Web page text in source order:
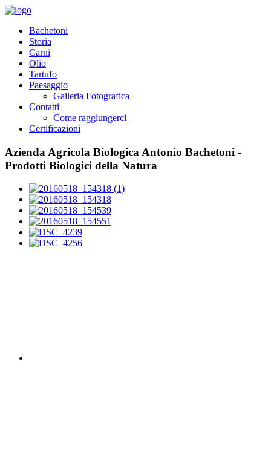
Bachetoni
Storia
Carni
Olio
Tartufo
Paesaggio
Galleria Fotografica
Contatti
Come raggiungerci
Certificazioni
Azienda Agricola Biologica Antonio Bachetoni -
Prodotti Biologici della Natura